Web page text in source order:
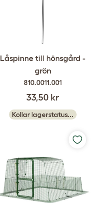
Låspinne till hönsgård -
grön
810.0011.001
33,50 kr
Kollar lagerstatus...